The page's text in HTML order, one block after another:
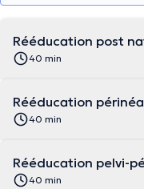
Rééducation post
40 min
Rééducation
40 min
Rééducation pelvi-
40 min